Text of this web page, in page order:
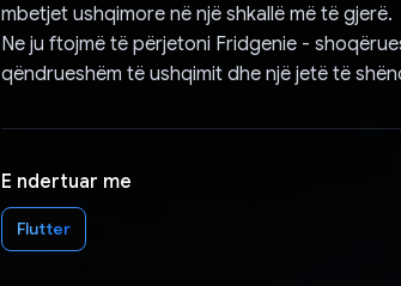
mbetjet ushqimore në një shkallë më të gjerë.
Ne ju ftojmë të përjetoni Fridgenie -
qëndrueshëm të ushqimit dhe një jetë të
E ndertuar me
Flutter